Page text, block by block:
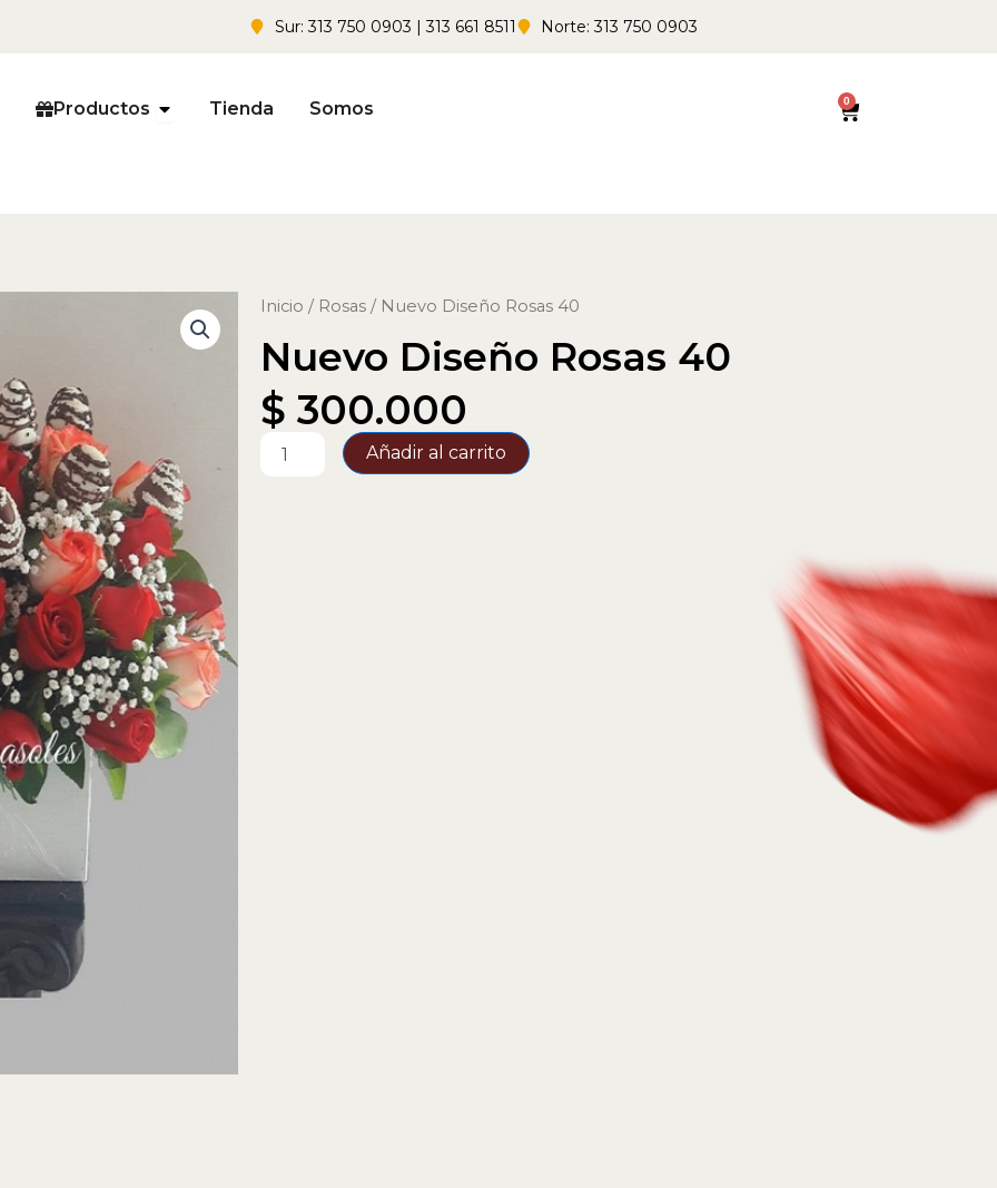
Sur: 313 750 0903 | 313 661 8511 Norte: 313 750 0903
Productos Open Productos
Tienda Somos 0
Cart
Inicio / Rosas / Nuevo Diseño Rosas 40
Nuevo Diseño Rosas 40
$ 300.000
Diseño
Añadir al carrito